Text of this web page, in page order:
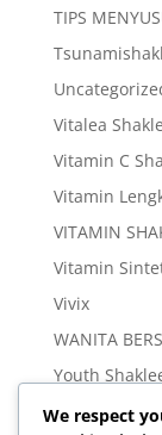
TIPS
Vitalea
Vitamin C
Vitamin
VITAMIN
Vitamin
Vivix
WANITA
Youth
YOUTH SKIN
We respect